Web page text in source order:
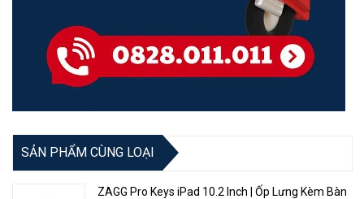
SẢN PHẨM CÙNG LOẠI
ZAGG Pro Keys iPad 10.2 Inch | Ốp Lưng Kèm Bàn